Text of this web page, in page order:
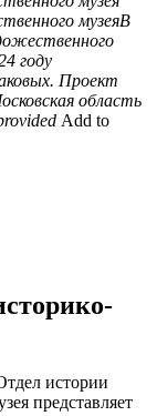
музеяВ
году
Проект
область
Add to
истории
представляет